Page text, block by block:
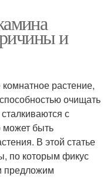
и
растение,
очищать
с
может быть
В этой статье
по которым фикус
предложим